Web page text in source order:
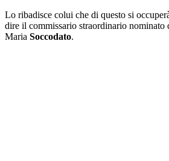
Lo ribadisce colui che di questo si
dire il commissario straordinario
Maria Soccodato.